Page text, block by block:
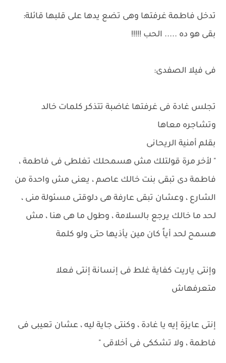
تدخل فاطمة غرفتها وهى تضع يدها على قلبها قائلة:
بقى هو ده ..... الحب !!!!!
فى فيلا الصفدى:
تجلس غادة فى غرفتها غاضبة تتذكر كلمات خالد
وتشاجره معاها
بقلم أمنية الريحانى
" لأخر مرة قولتلك مش هسمحلك تغلطى فى فاطمة ،
فاطمة دى تبقى بنت خالك عاصم ، يعنى مش واحدة من
الشارع ، وعشان تبقى عارفة هى دلوقتى مسئولة منى ،
لحد ما خالك يرجع بالسلامة ، وطول ما هى هنا ، مش
هسمح لحد أياً كان مين يأذيها حتى ولو كلمة
وإنتى ياريت كفاية غلط فى إنسانة إنتى فعلا
متعرفهاش
إنتى عايزة إيه يا غادة ، وكنتى جاية ليه ، عشان تعيبى فى
فاطمة ، ولا تشككى فى أخلاقى "